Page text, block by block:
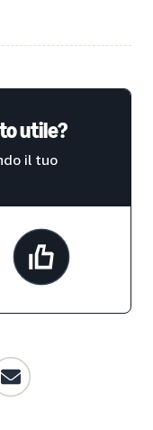
utile?
il tuo